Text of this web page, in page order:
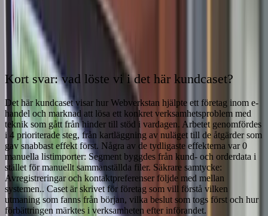
Från listimporter till kontrollerade kundsegment för e-handel och
medlemskap
Kort svar: vad löste vi i det här kundcaset?
Det här kundcaset visar hur Webverkstan hjälpte ett företag inom e-
handel och marknad att lösa ett konkret verksamhetsproblem med
teknik som gått från hinder till stöd i vardagen. Arbetet genomfördes
i 4 prioriterade steg, från kartläggning av nuläget till de åtgärder som
gav snabbast effekt först. Några av de tydligaste effekterna var0
manuella listimporter: Segment byggdes från kund- och orderdata i
stället för manuellt sammanställda filer. Säkrare samtycke:
Avregistreringar och kontaktpreferenser följde med mellan
systemen.. Caset är skrivet för företag som vill förstå vilken
utmaning som fanns från början, vilka beslut som togs först och hur
förbättringen märktes i verksamheten efter införandet.